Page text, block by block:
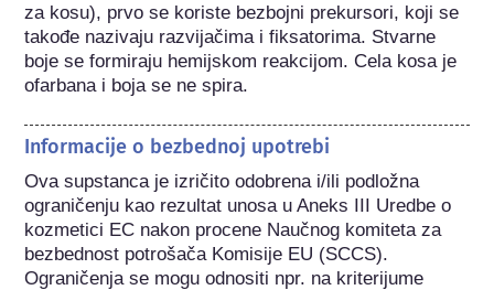
za kosu), prvo se koriste bezbojni prekursori, koji se
takođe nazivaju razvijačima i fiksatorima. Stvarne
boje se formiraju hemijskom reakcijom. Cela kosa je
ofarbana i boja se ne spira.
Informacije o bezbednoj upotrebi
Ova supstanca je izričito odobrena i/ili podložna
ograničenju kao rezultat unosa u Aneks III Uredbe o
kozmetici EC nakon procene Naučnog komiteta za
bezbednost potrošača Komisije EU (SCCS).
Ograničenja se mogu odnositi npr. na kriterijume